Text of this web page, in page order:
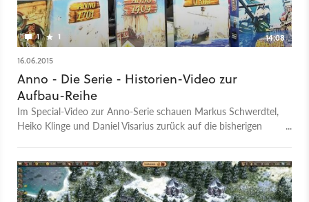
1 1 14:08
16.06.2015
Anno - Die Serie - Historien-Video zur
Aufbau-Reihe
Im Special-Video zur Anno-Serie schauen Markus Schwerdtel,
Heiko Klinge und Daniel Visarius zurück auf die bisherigen